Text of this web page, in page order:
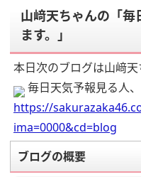
山﨑天ちゃんの「毎
ます。」
本日次のブログは山﨑天
毎日天気予報見る人、
https://
ima=0000&cd=blog
ブログの概要